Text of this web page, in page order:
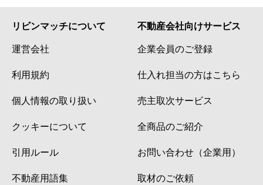
リビンマッチについて
運営会社
利用規約
個人情報の取り扱い
クッキーについて
引用ルール
不動産用語集
不動産会社向けサービス
企業会員のご登録
仕入れ担当の方はこちら
売主取次サービス
全商品のご紹介
お問い合わせ（企業用）
取材のご依頼